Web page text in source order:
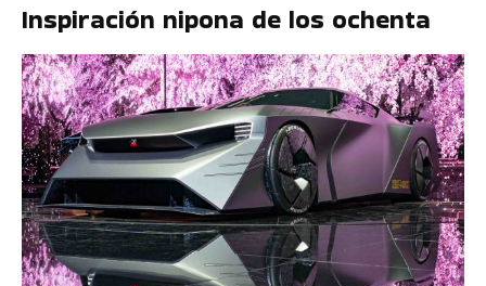
Inspiración nipona de los ochenta